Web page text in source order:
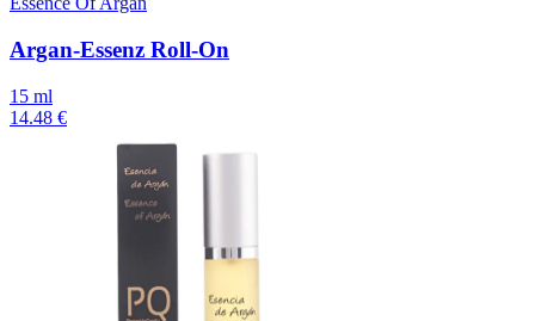
Argan-Essenz Roll-On
15 ml
14.48 €